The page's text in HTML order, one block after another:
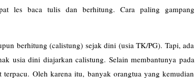
les baca tulis dan berhitung. Cara paling gampang
berhitung (calistung) sejak dini (usia TK/PG). Tapi, ada
usia dini diajarkan calistung. Selain membantunya pada
Oleh karena itu, banyak orangtua yang kemudian